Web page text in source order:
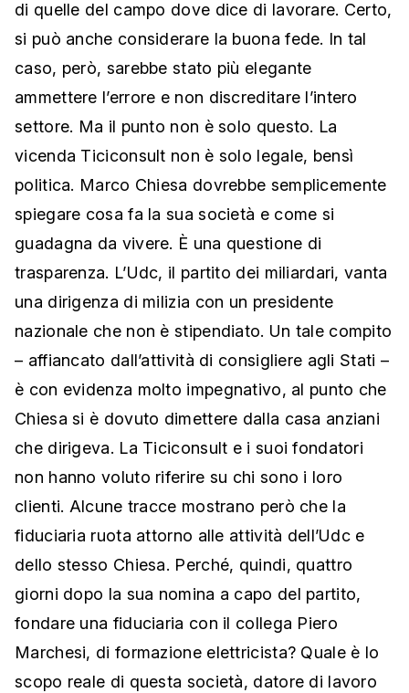
di quelle del campo dove dice di lavorare. Certo,
si può anche considerare la buona fede. In tal
caso, però, sarebbe stato più elegante
ammettere l’errore e non discreditare l’intero
settore. Ma il punto non è solo questo. La
vicenda Ticiconsult non è solo legale, bensì
politica. Marco Chiesa dovrebbe semplicemente
spiegare cosa fa la sua società e come si
guadagna da vivere. È una questione di
trasparenza. L’Udc, il partito dei miliardari, vanta
una dirigenza di milizia con un presidente
nazionale che non è stipendiato. Un tale compito
– affiancato dall’attività di consigliere agli Stati –
è con evidenza molto impegnativo, al punto che
Chiesa si è dovuto dimettere dalla casa anziani
che dirigeva. La Ticiconsult e i suoi fondatori
non hanno voluto riferire su chi sono i loro
clienti. Alcune tracce mostrano però che la
fiduciaria ruota attorno alle attività dell’Udc e
dello stesso Chiesa. Perché, quindi, quattro
giorni dopo la sua nomina a capo del partito,
fondare una fiduciaria con il collega Piero
Marchesi, di formazione elettricista? Quale è lo
scopo reale di questa società, datore di lavoro